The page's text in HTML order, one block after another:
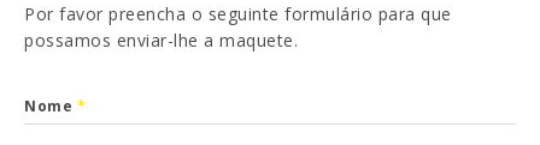
Por favor preencha o seguinte formulário para que
possamos enviar-lhe a maquete.
Nome *